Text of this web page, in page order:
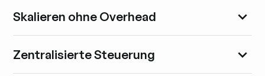
Skalieren ohne Overhead
Zentralisierte Steuerung